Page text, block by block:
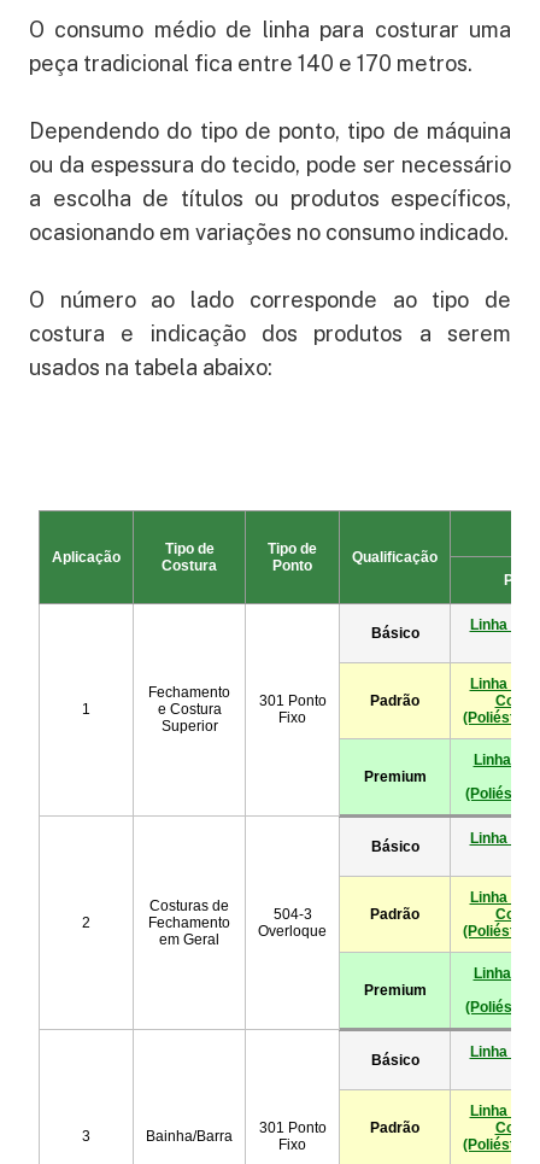
O consumo médio de linha para costurar uma
peça tradicional fica entre 140 e 170 metros.
Dependendo do tipo de ponto, tipo de máquina
ou da espessura do tecido, pode ser necessário
a escolha de títulos ou produtos específicos,
ocasionando em variações no consumo indicado.
O número ao lado corresponde ao tipo de
costura e indicação dos produtos a serem
usados na tabela abaixo: